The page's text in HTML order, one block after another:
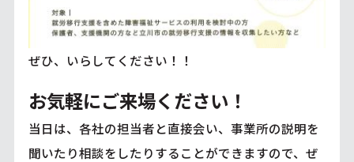
ぜひ、いらしてください！！
お気軽にご来場ください！
当日は、各社の担当者と直接会い、事業所の説明を
聞いたり相談をしたりすることができますので、ぜ